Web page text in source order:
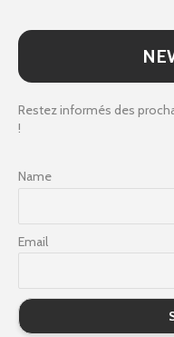
Restez informés des
!
Name
Email